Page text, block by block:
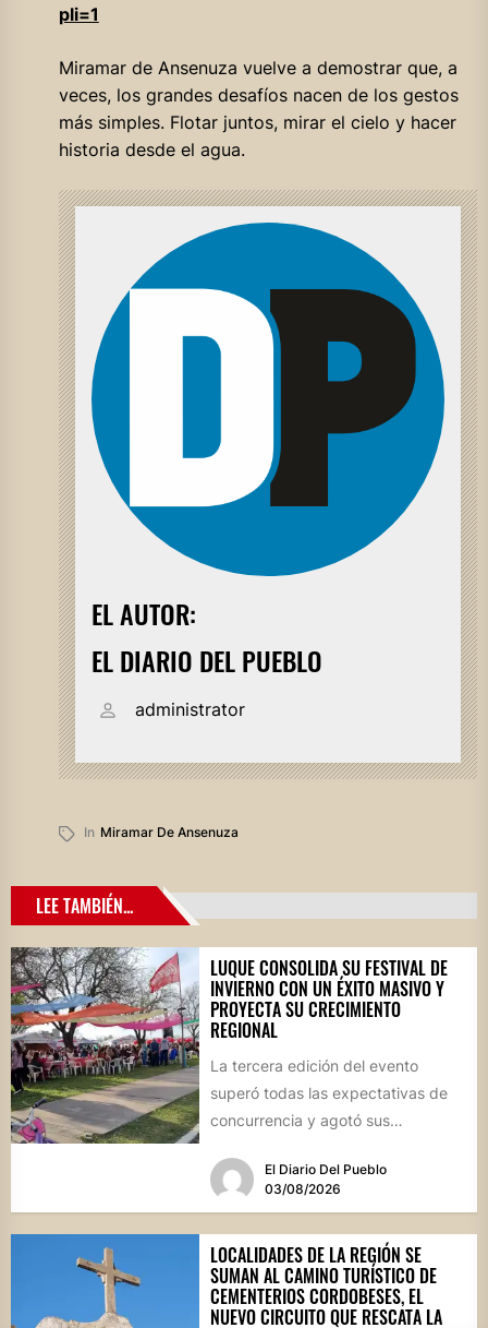
pli=1
Miramar de Ansenuza vuelve a demostrar que, a
veces, los grandes desafíos nacen de los gestos
más simples. Flotar juntos, mirar el cielo y hacer
historia desde el agua.
EL AUTOR:
EL DIARIO DEL PUEBLO
administrator
In Miramar De Ansenuza
LEE TAMBIÉN...
LUQUE CONSOLIDA SU FESTIVAL DE
INVIERNO CON UN ÉXITO MASIVO Y
PROYECTA SU CRECIMIENTO
REGIONAL
La tercera edición del evento
superó todas las expectativas de
concurrencia y agotó sus
marco, el...El Diario Del Pueblo
03/08/2026
LOCALIDADES DE LA REGIÓN SE
SUMAN AL CAMINO TURÍSTICO DE
CEMENTERIOS CORDOBESES, EL
NUEVO CIRCUITO QUE RESCATA LA